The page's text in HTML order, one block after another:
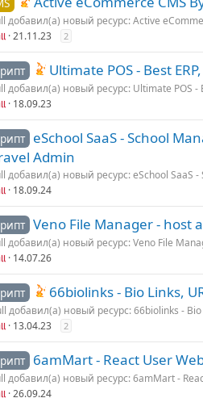
добавил(а) новый ресурс: Active
21.11.23 2
Ultimate POS - Best
добавил(а) новый ресурс: Ultimate POS -
18.09.23
eSchool SaaS - School
Admin
добавил(а) новый ресурс: eSchool SaaS
18.09.24
Veno File Manager - host
добавил(а) новый ресурс: Veno File
14.07.26
66biolinks - Bio Links,
добавил(а) новый ресурс: 66biolinks - Bio
13.04.23 2
6amMart - React User
добавил(а) новый ресурс: 6amMart -
26.09.24